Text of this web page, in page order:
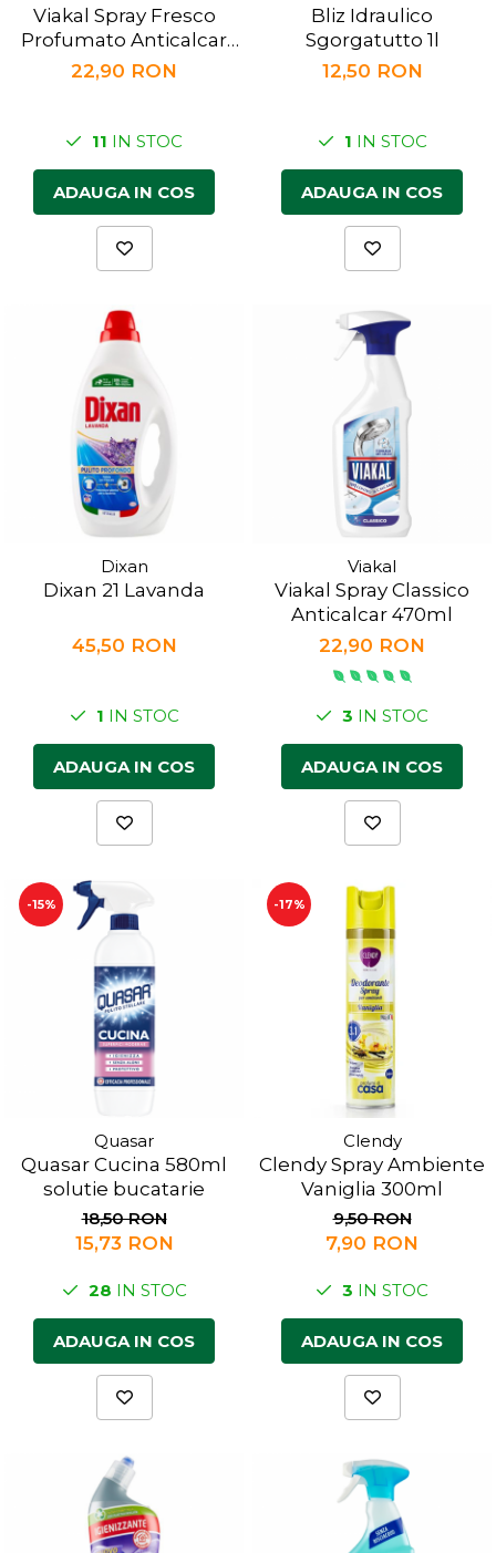
Viakal Spray Fresco
Profumato Anticalcar
470ml
22,90 RON
11 IN STOC
ADAUGA IN COS
Bliz Idraulico
Sgorgatutto 1l
12,50 RON
1 IN STOC
ADAUGA IN COS
Dixan
Dixan 21 Lavanda
45,50 RON
1 IN STOC
ADAUGA IN COS
Viakal
Viakal Spray Classico
Anticalcar 470ml
22,90 RON
3 IN STOC
ADAUGA IN COS
-15%
Quasar
Quasar Cucina 580ml
solutie bucatarie
18,50 RON
15,73 RON
28 IN STOC
ADAUGA IN COS
-17%
Clendy
Clendy Spray Ambiente
Vaniglia 300ml
9,50 RON
7,90 RON
3 IN STOC
ADAUGA IN COS